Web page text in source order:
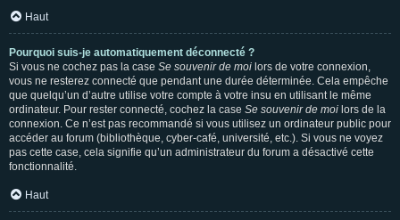
Haut
Pourquoi suis-je automatiquement déconnecté ?
Si vous ne cochez pas la case Se souvenir de moi lors de votre connexion,
vous ne resterez connecté que pendant une durée déterminée. Cela empêche
que quelqu’un d’autre utilise votre compte à votre insu en utilisant le même
ordinateur. Pour rester connecté, cochez la case Se souvenir de moi lors de la
connexion. Ce n’est pas recommandé si vous utilisez un ordinateur public pour
accéder au forum (bibliothèque, cyber-café, université, etc.). Si vous ne voyez
pas cette case, cela signifie qu’un administrateur du forum a désactivé cette
fonctionnalité.
Haut